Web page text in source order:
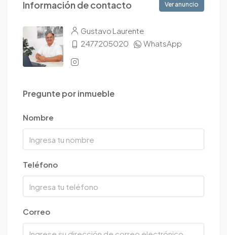
Información de contacto Ver anuncio
Gustavo Laurente
2477205020
WhatsApp
Pregunte por inmueble
Nombre
Teléfono
Correo